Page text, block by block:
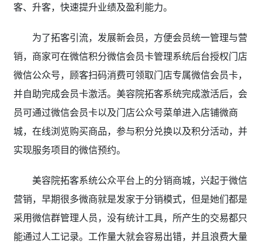
客、升客，快速提升业绩及盈利能力。
为了拓客引流，发展新会员，方便会员统一管理与营
销，商家可在微信积分微信会员卡管理系统后台授权门店
微信公众号，顾客扫码消费可领取门店专属微信会员卡，
并自助完成会员卡激活。美容院拓客系统完成激活后，会
员可通过微信会员卡以及门店公众号菜单进入店铺微商
城，在线浏览购买商品，参与积分兑换以及积分活动，并
实现服务项目的微信预约。
美容院拓客系统公众平台上的分销商城，兴起于微信
营销，早期很多微商就是发家于分销模式，但是她们都是
采用微信群管理人员，没有统计工具，所产生的交易都只
能通过人工记录。工作量大就会容易出错，并且浪费大量